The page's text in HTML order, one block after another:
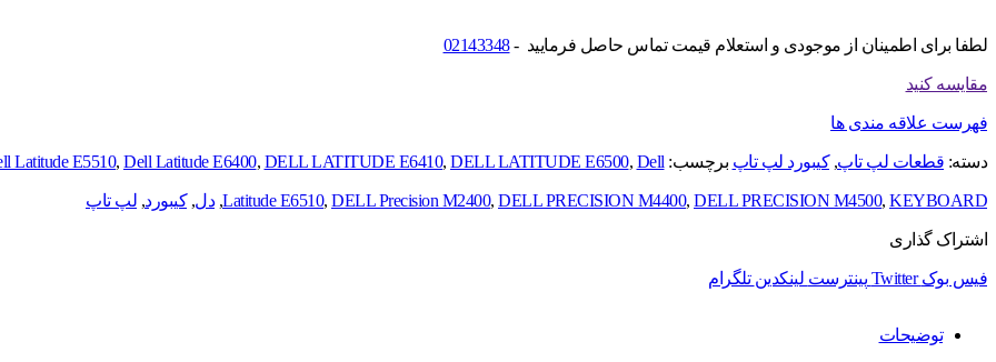
لطفا برای اطمینان از موجودی و استعلام قیمت تماس حاصل فرمایید -02143348
مقایسه کنید
فهرست علاقه مندی ها
دسته: قطعات لپ تاپ, کیبورد لپ تاپ برچسب: Latitude E5510, Dell Latitude E6400, DELL LATITUDE E6410, DELL LATITUDE E6500, Dell
Latitude E6510, DELL Precision M2400, DELL PRECISION M4400, DELL PRECISION M4500, KEYBOARD
, دل, کیبورد, لپ تاپ
اشتراک گذاری
فیس بوک Twitter پینترست لینکدین تلگرام
توضیحات